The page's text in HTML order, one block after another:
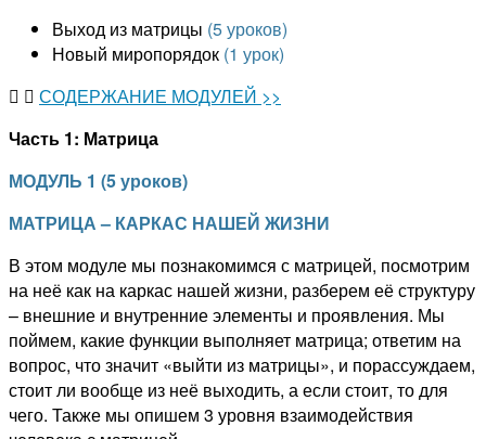
Выход из матрицы (5 уроков)
Новый миропорядок (1 урок)
СОДЕРЖАНИЕ МОДУЛЕЙ >>
Часть 1: Матрица
МОДУЛЬ 1 (5 уроков)
МАТРИЦА – КАРКАС НАШЕЙ ЖИЗНИ
В этом модуле мы познакомимся с матрицей, посмотрим
на неё как на каркас нашей жизни, разберем её структуру
– внешние и внутренние элементы и проявления. Мы
поймем, какие функции выполняет матрица; ответим на
вопрос, что значит «выйти из матрицы», и порассуждаем,
стоит ли вообще из неё выходить, а если стоит, то для
чего. Также мы опишем 3 уровня взаимодействия